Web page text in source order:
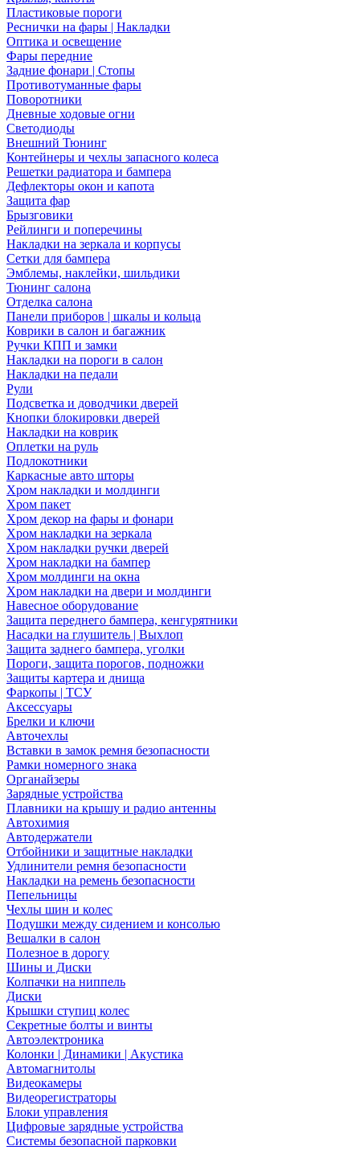
Пластиковые пороги
Реснички на фары | Накладки
Оптика и освещение
Фары передние
Задние фонари | Стопы
Противотуманные фары
Поворотники
Дневные ходовые огни
Светодиоды
Внешний Тюнинг
Контейнеры и чехлы запасного колеса
Решетки радиатора и бампера
Дефлекторы окон и капота
Защита фар
Брызговики
Рейлинги и поперечины
Накладки на зеркала и корпусы
Сетки для бампера
Эмблемы, наклейки, шильдики
Тюнинг салона
Отделка салона
Панели приборов | шкалы и кольца
Коврики в салон и багажник
Ручки КПП и замки
Накладки на пороги в салон
Накладки на педали
Рули
Подсветка и доводчики дверей
Кнопки блокировки дверей
Накладки на коврик
Оплетки на руль
Подлокотники
Каркасные авто шторы
Хром накладки и молдинги
Хром пакет
Хром декор на фары и фонари
Хром накладки на зеркала
Хром накладки ручки дверей
Хром накладки на бампер
Хром молдинги на окна
Хром накладки на двери и молдинги
Навесное оборудование
Защита переднего бампера, кенгурятники
Насадки на глушитель | Выхлоп
Защита заднего бампера, уголки
Пороги, защита порогов, подножки
Защиты картера и днища
Фаркопы | ТСУ
Аксессуары
Брелки и ключи
Авточехлы
Вставки в замок ремня безопасности
Рамки номерного знака
Органайзеры
Зарядные устройства
Плавники на крышу и радио антенны
Автохимия
Автодержатели
Отбойники и защитные накладки
Удлинители ремня безопасности
Накладки на ремень безопасности
Пепельницы
Чехлы шин и колес
Подушки между сидением и консолью
Вешалки в салон
Полезное в дорогу
Шины и Диски
Колпачки на ниппель
Диски
Крышки ступиц колес
Секретные болты и винты
Автоэлектроника
Колонки | Динамики | Акустика
Автомагнитолы
Видеокамеры
Видеорегистраторы
Блоки управления
Цифровые зарядные устройства
Системы безопасной парковки